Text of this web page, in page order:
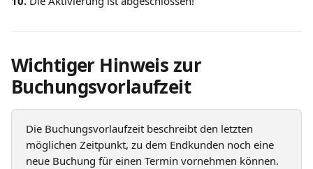
Wichtiger Hinweis zur
Buchungsvorlaufzeit
Die Buchungsvorlaufzeit beschreibt den letzten
möglichen Zeitpunkt, zu dem Endkunden noch eine
neue Buchung für einen Termin vornehmen können.